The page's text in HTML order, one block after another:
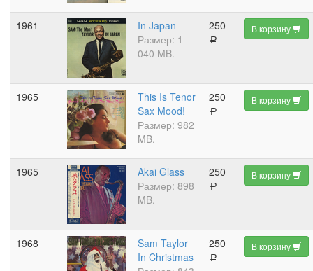
1961
In Japan
Размер: 1
040 MB.
250
a
В корзину
1965
This Is Tenor
Sax Mood!
Размер: 982
MB.
250
a
В корзину
1965
Akai Glass
Размер: 898
MB.
250
a
В корзину
1968
Sam Taylor
In Christmas
250
a
В корзину